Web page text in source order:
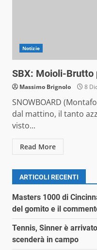
Notizie
SBX: Moioli-
Massimo Brignolo 8
SNOWBOARD
dal mattino, il tanto
visto...
Read More
ARTICOLI RECENTI
Masters 1000 di
del gomito e il
Tennis, Sinner è
scenderà in campo